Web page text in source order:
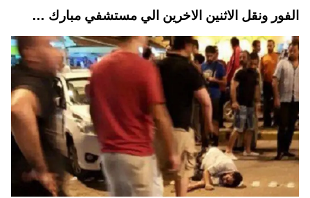
الفور ونقل الاثنين الاخرين الي مستشفي مبارك …